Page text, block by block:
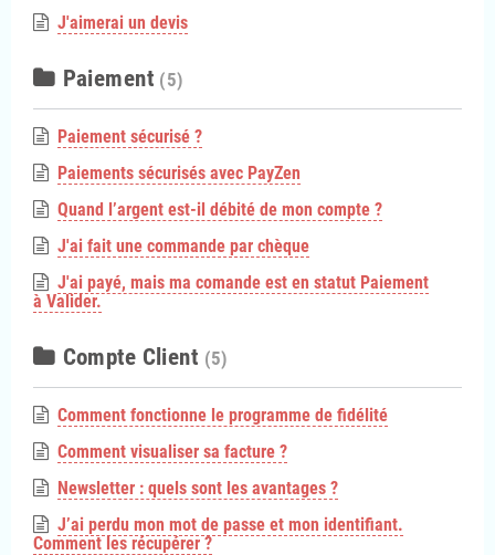
J'aimerai un devis
Paiement (5)
Paiement sécurisé ?
Paiements sécurisés avec PayZen
Quand l’argent est-il débité de mon compte ?
J'ai fait une commande par chèque
J'ai payé, mais ma comande est en statut Paiement
à Valider.
Compte Client (5)
Comment fonctionne le programme de fidélité
Comment visualiser sa facture ?
Newsletter : quels sont les avantages ?
J’ai perdu mon mot de passe et mon identifiant.
Comment les récupérer ?